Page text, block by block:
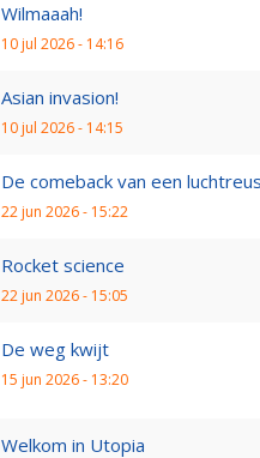
Wilmaaah!
10 jul 2026 - 14:16
Asian invasion!
10 jul 2026 - 14:15
De comeback van een
22 jun 2026 - 15:22
Rocket science
22 jun 2026 - 15:05
De weg kwijt
15 jun 2026 - 13:20
Welkom in Utopia